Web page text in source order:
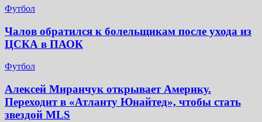
Футбол
Чалов обратился к болельщикам после ухода из
ЦСКА в ПАОК
Футбол
Алексей Миранчук открывает Америку.
Переходит в «Атланту Юнайтед», чтобы стать
звездой MLS